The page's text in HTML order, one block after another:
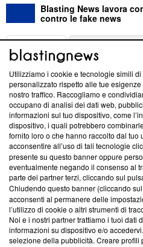
Blasting News lavora
contro le fake news
ABOUT
Questa sezione offre
News, sui nostri processi
creare news di qualità. Inoltre,
‘Trust Project - News with
ancora membro del
parte; Trust Project non ha
conformità agli standard.
Su di noi
Team editoriale
Corporate
Redazione
Utilizziamo i cookie e tecnologie simili
personalizzato rispetto alle tue
nostro traffico. Raccogliamo e
occupano di analisi dei dati web,
informazioni sul tuo dispositivo, come
dispositivo, i quali potrebbero
fornito loro o che hanno raccolto dal tuo
acconsentire all’uso di tali tecnologie
presente su questo banner oppure
eventualmente negando il consenso al
parte dei partner terzi, cliccando sul
Chiudendo questo banner (cliccando
acconsenti al permanere delle
l’utilizzo di cookie o altri strumenti di
Noi e i nostri partner trattiamo i tuoi dati
informazioni su dispositivo e/o
selezione della pubblicità. Creare profili